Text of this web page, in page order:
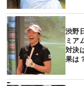
渋野
ミア
対決
果は